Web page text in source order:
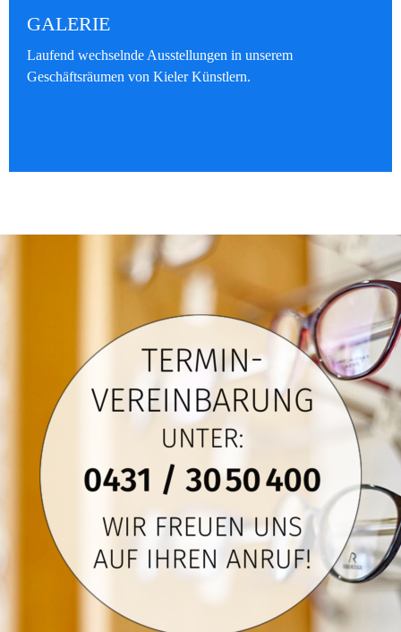
GALERIE
Laufend wechselnde Ausstellungen in unserem
Geschäftsräumen von Kieler Künstlern.